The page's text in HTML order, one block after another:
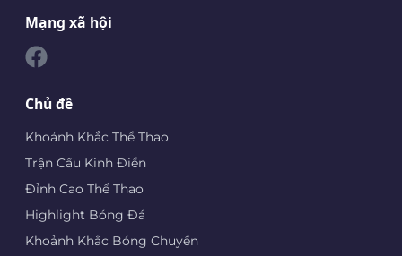
Mạng xã hội
Chủ đề
Khoảnh Khắc Thể Thao
Trận Cầu Kinh Điển
Đỉnh Cao Thể Thao
Highlight Bóng Đá
Khoảnh Khắc Bóng Chuyền